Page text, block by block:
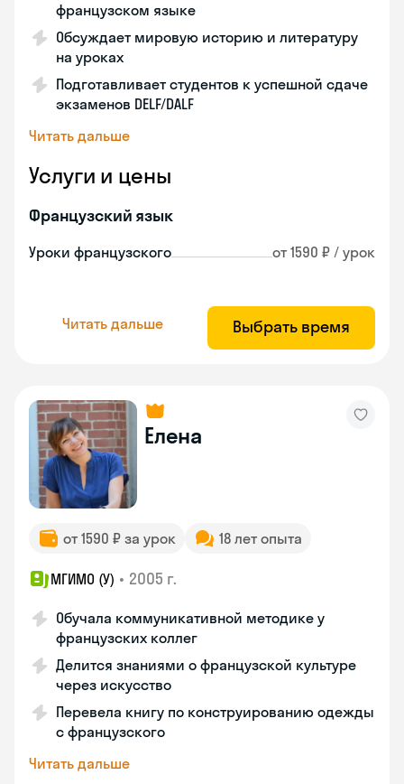
французском языке
Обсуждает мировую историю и литературу
на уроках
Подготавливает студентов к успешной сдаче
экзаменов DELF/DALF
Читать дальше
Услуги и цены
Французский язык
Уроки французского от 1590 ₽ / урок
Читать дальше Выбрать время
Елена
от 1590 ₽ за урок 18 лет опыта
МГИМО (У) • 2005 г.
Обучала коммуникативной методике у
французских коллег
Делится знаниями о французской культуре
через искусство
Перевела книгу по конструированию одежды
с французского
Читать дальше